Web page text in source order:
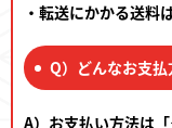
・転送にかかる送料
Q）どんなお支
A）お支払い方法は